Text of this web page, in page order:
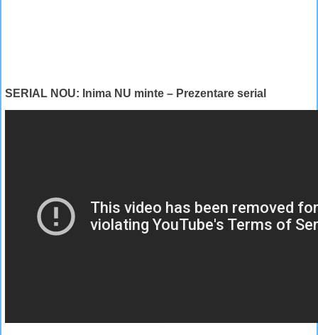
SERIAL NOU: Inima NU minte – Prezentare serial